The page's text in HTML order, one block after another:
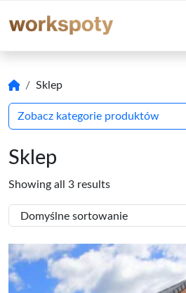
Sklep
Sklep
Showing all 3 results
Zobacz kategorie produktów